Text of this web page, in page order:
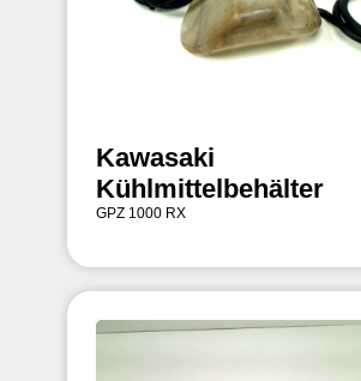
Kawasaki
Kühlmittelbehälter
GPZ 1000 RX